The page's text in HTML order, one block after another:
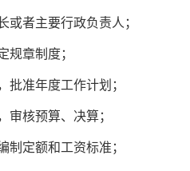
者主要行政负责人；
章制度；
准年度工作计划；
核预算、决算；
定额和工资标准；